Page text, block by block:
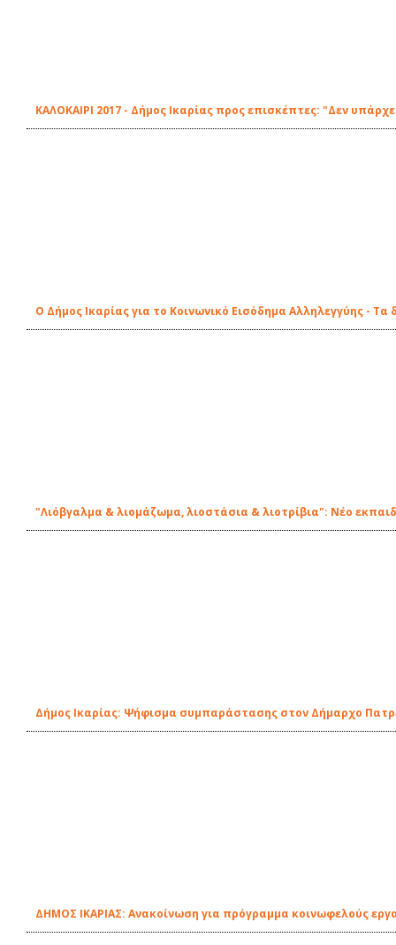
ΚΑΛΟΚΑΙΡΙ 2017 - Δήμος Ικαρίας προς επισκέπτες: "Δεν
Ο Δήμος Ικαρίας για το Κοινωνικό Εισόδημα Αλληλεγγύης - Τα
"Λιόβγαλμα & λιομάζωμα, λιοστάσια & λιοτρίβια": Νέο
Δήμος Ικαρίας: Ψήφισμα συμπαράστασης στον Δήμαρχο
ΔΗΜΟΣ ΙΚΑΡΙΑΣ: Ανακοίνωση για πρόγραμμα κοινωφελούς